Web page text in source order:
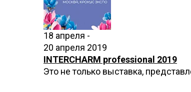
18 апреля -
20 апреля 2019
INTERCHARM professional 2019
Это не только выставка,